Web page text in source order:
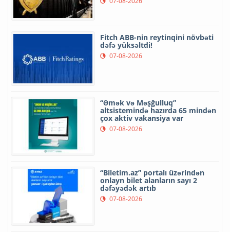
Fitch ABB-nin reytinqini növbəti
dəfə yüksəltdi!
07-08-2026
“Əmək və Məşğulluq”
altsistemində hazırda 65 mindən
çox aktiv vakansiya var
07-08-2026
“Biletim.az” portalı üzərindən
onlayn bilet alanların sayı 2
dəfəyədək artıb
07-08-2026